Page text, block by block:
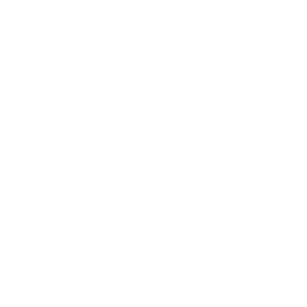
させていただ
了承ください。
をご了承くださ
ようお願いしま
にご登録され
です。
ず変更すること
1000ppm以下、
下、フタル酸ジブチ
) : 1000ppm、
、
ない年数を意
貨物等」とい
可)を取得する
要な手段を講じ
これらの製造装
通知します。
、取り引きをい
ムロン制御